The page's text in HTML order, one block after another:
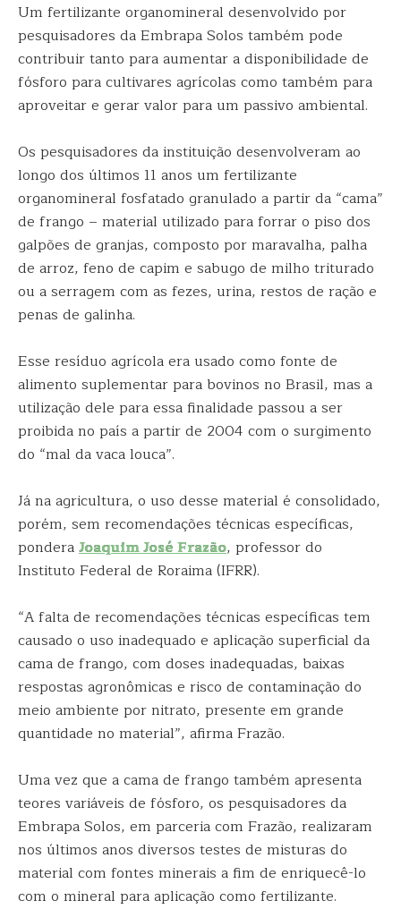
Um fertilizante organomineral desenvolvido por
pesquisadores da Embrapa Solos também pode
contribuir tanto para aumentar a disponibilidade de
fósforo para cultivares agrícolas como também para
aproveitar e gerar valor para um passivo ambiental.
Os pesquisadores da instituição desenvolveram ao
longo dos últimos 11 anos um fertilizante
organomineral fosfatado granulado a partir da “cama”
de frango – material utilizado para forrar o piso dos
galpões de granjas, composto por maravalha, palha
de arroz, feno de capim e sabugo de milho triturado
ou a serragem com as fezes, urina, restos de ração e
penas de galinha.
Esse resíduo agrícola era usado como fonte de
alimento suplementar para bovinos no Brasil, mas a
utilização dele para essa finalidade passou a ser
proibida no país a partir de 2004 com o surgimento
do “mal da vaca louca”.
Já na agricultura, o uso desse material é consolidado,
porém, sem recomendações técnicas específicas,
ponderaJoaquim José Frazão, professor do
Instituto Federal de Roraima (IFRR).
“A falta de recomendações técnicas específicas tem
causado o uso inadequado e aplicação superficial da
cama de frango, com doses inadequadas, baixas
respostas agronômicas e risco de contaminação do
meio ambiente por nitrato, presente em grande
quantidade no material”, afirma Frazão.
Uma vez que a cama de frango também apresenta
teores variáveis de fósforo, os pesquisadores da
Embrapa Solos, em parceria com Frazão, realizaram
nos últimos anos diversos testes de misturas do
material com fontes minerais a fim de enriquecê-lo
com o mineral para aplicação como fertilizante.